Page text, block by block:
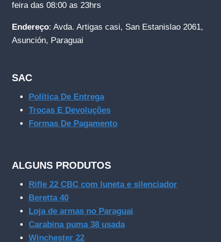
feira das 08:00 as 23hrs
Endereço: Avda. Artigas casi, San Estanislao 2061,
Asunción, Paraguai
SAC
Política De Entrega
Trocas E Devoluções
Formas De Pagamento
ALGUNS PRODUTOS
Rifle 22 CBC com luneta e silenciador
Beretta 40
Loja de armas no Paraguai
Carabina puma 38 usada
Winchester 22